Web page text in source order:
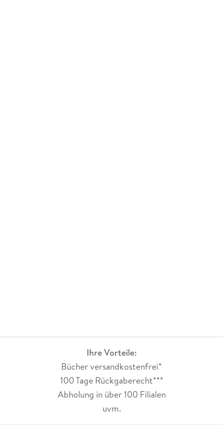
Ihre Vorteile:
Bücher versandkostenfrei*
100 Tage Rückgaberecht***
Abholung in über 100 Filialen
uvm.